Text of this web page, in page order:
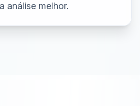
análise melhor.